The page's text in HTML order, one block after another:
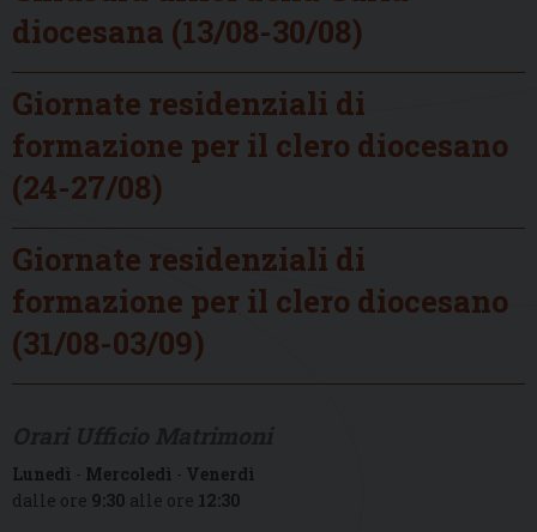
diocesana (13/08-30/08)
Giornate residenziali di
formazione per il clero diocesano
(24-27/08)
Giornate residenziali di
formazione per il clero diocesano
(31/08-03/09)
Lunedì - Mercoledì - Venerdì
dalle ore 9:30 alle ore 12:30